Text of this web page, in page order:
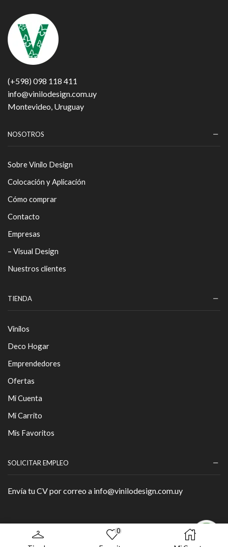
(+598) 098 118 411
info@vinilodesign.com.uy
Montevideo, Uruguay
NOSOTROS
Sobre Vinilo Design
Colocación y Aplicación
Cómo comprar
Contacto
Empresas
– Visual Design
Nuestros clientes
TIENDA
Vinilos
Deco Hogar
Emprendedores
Ofertas
Mi Cuenta
Mi Carrito
Mis Favoritos
SOLICITAR EMPLEO
Envía tu CV por correo a info@vinilodesign.com.uy
Copyright © 2026 - By Página Web.
0